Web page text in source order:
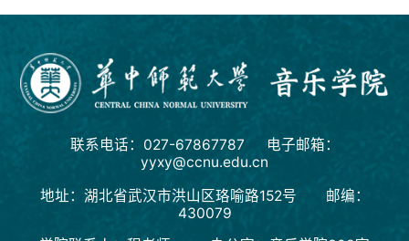
联系电话：027-67867787 电子邮箱：
yyxy@ccnu.edu.cn
地址：湖北省武汉市洪山区珞喻路152号 邮编：
430079